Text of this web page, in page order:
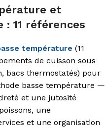
et
: 11 références
température (11
de cuisson sous
bacs thermostatés) pour
basse température —
et une jutosité
une
et une organisation